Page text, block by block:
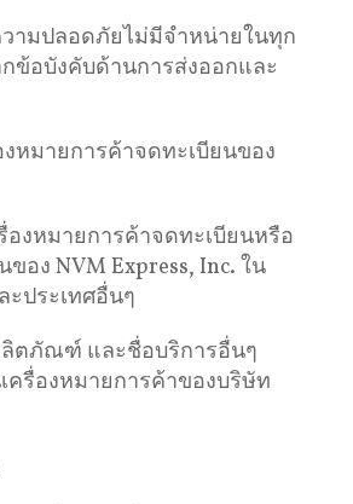
ามปลอดภัยไม่มีจำหน่ายในทุก
กข้อบังคับด้านการส่งออกและ
งหมายการค้าจดทะเบียนของ
องหมายการค้าจดทะเบียนหรือ
อง NVM Express, Inc. ใน
ะประเทศอื่นๆ
ตภัณฑ์ และชื่อบริการอื่นๆ
ครื่องหมายการค้าของบริษัท